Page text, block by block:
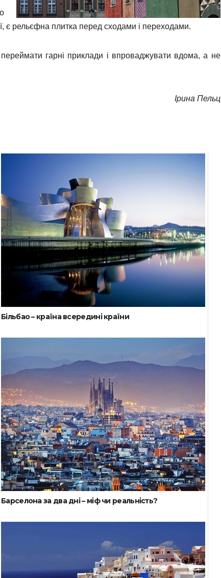
є рельєфна плитка перед сходами і переходами.
гарні приклади і впроваджувати вдома, а не
Ірина Пельц
Більбао – країна всередині країни
Барселона за два дні – міф чи реальність?